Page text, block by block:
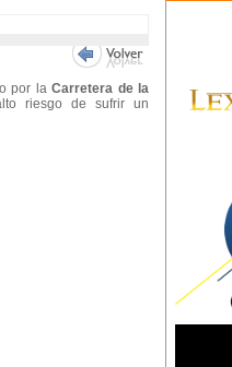
por laCarretera de la
riesgo de sufrir un